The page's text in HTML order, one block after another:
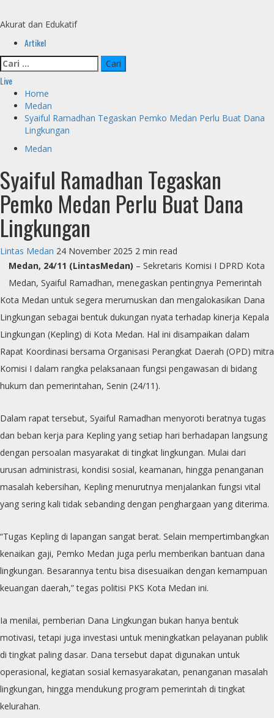
content
Akurat dan Edukatif
Primary
Menu
Artikel
Cari
untuk:
Live
Home
Medan
Syaiful Ramadhan Tegaskan Pemko Medan Perlu Buat Dana
Lingkungan
Medan
Syaiful Ramadhan Tegaskan
Pemko Medan Perlu Buat Dana
Lingkungan
Lintas Medan 24 November 2025 2 min read
Medan, 24/11 (LintasMedan) – Sekretaris Komisi I DPRD Kota
Medan, Syaiful Ramadhan, menegaskan pentingnya Pemerintah
Kota Medan untuk segera merumuskan dan mengalokasikan Dana
Lingkungan sebagai bentuk dukungan nyata terhadap kinerja Kepala
Lingkungan (Kepling) di Kota Medan. Hal ini disampaikan dalam
Rapat Koordinasi bersama Organisasi Perangkat Daerah (OPD) mitra
Komisi I dalam rangka pelaksanaan fungsi pengawasan di bidang
hukum dan pemerintahan, Senin (24/11).
Dalam rapat tersebut, Syaiful Ramadhan menyoroti beratnya tugas
dan beban kerja para Kepling yang setiap hari berhadapan langsung
dengan persoalan masyarakat di tingkat lingkungan. Mulai dari
urusan administrasi, kondisi sosial, keamanan, hingga penanganan
masalah kebersihan, Kepling menurutnya menjalankan fungsi vital
yang sering kali tidak sebanding dengan penghargaan yang diterima.
“Tugas Kepling di lapangan sangat berat. Selain mempertimbangkan
kenaikan gaji, Pemko Medan juga perlu memberikan bantuan dana
lingkungan. Besarannya tentu bisa disesuaikan dengan kemampuan
keuangan daerah,” tegas politisi PKS Kota Medan ini.
Ia menilai, pemberian Dana Lingkungan bukan hanya bentuk
motivasi, tetapi juga investasi untuk meningkatkan pelayanan publik
di tingkat paling dasar. Dana tersebut dapat digunakan untuk
operasional, kegiatan sosial kemasyarakatan, penanganan masalah
lingkungan, hingga mendukung program pemerintah di tingkat
kelurahan.